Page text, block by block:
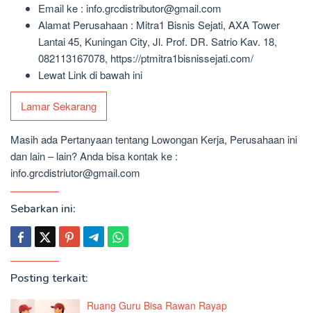
Email ke : info.grcdistributor@gmail.com
Alamat Perusahaan : Mitra1 Bisnis Sejati, AXA Tower
Lantai 45, Kuningan City, Jl. Prof. DR. Satrio Kav. 18,
082113167078, https://ptmitra1bisnissejati.com/
Lewat Link di bawah ini
Lamar Sekarang
Masih ada Pertanyaan tentang Lowongan Kerja, Perusahaan ini
dan lain – lain? Anda bisa kontak ke :
info.grcdistriutor@gmail.com
Sebarkan ini:
Posting terkait:
Ruang Guru Bisa Rawan Rayap